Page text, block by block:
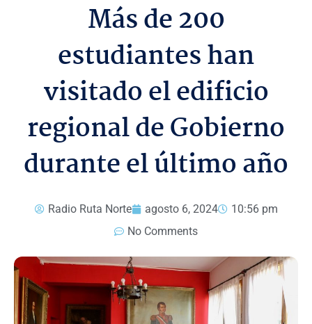
Más de 200
estudiantes han
visitado el edificio
regional de Gobierno
durante el último año
Radio Ruta Norte agosto 6, 2024
10:56 pm
No Comments